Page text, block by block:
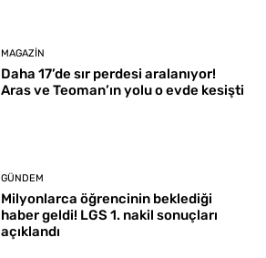
MAGAZIN
Daha 17’de sır perdesi aralanıyor!
Aras ve Teoman’ın yolu o evde kesişti
GÜNDEM
Milyonlarca öğrencinin beklediği
haber geldi! LGS 1. nakil sonuçları
açıklandı